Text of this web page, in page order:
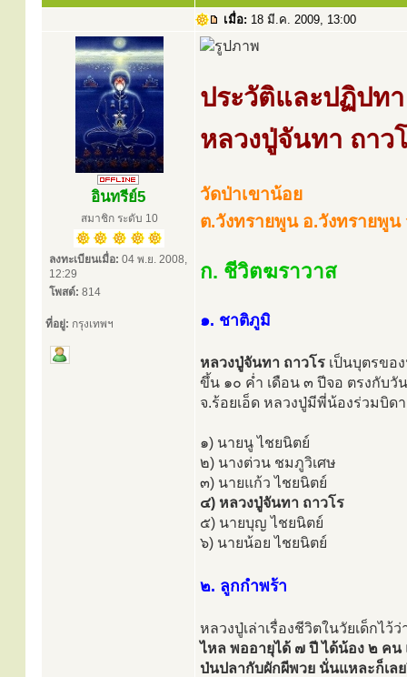
เมื่อ: 18 มี.ค. 2009, 13:00
อินทรีย์5
สมาชิก ระดับ 10
ลงทะเบียนเมื่อ: 04 พ.ย. 2008,
12:29
โพสต์: 814
ที่อยู่: กรุงเทพฯ
ประวัติและปฏิปทา
หลวงปู่จันทา ถาว
วัดป่าเขาน้อย
ต.วังทรายพูน อ.วังทรายพูน
ก. ชีวิตฆราวาส
๑. ชาติภูมิ
หลวงปู่จันทา ถาวโร เป็นบุตรขอ
ขึ้น ๑๐ ค่ำ เดือน ๓ ปีจอ ตรงกับ
จ.ร้อยเอ็ด หลวงปู่มีพี่น้องร่วมบิ
๑) นายนู ไชยนิตย์
๒) นางต่วน ชมภูวิเศษ
๓) นายแก้ว ไชยนิตย์
๔) หลวงปู่จันทา ถาวโร
๕) นายบุญ ไชยนิตย์
๖) นายน้อย ไชยนิตย์
๒. ลูกกำพร้า
หลวงปู่เล่าเรื่องชีวิตในวัยเด็กไว้
ไหล พออายุได้ ๗ ปี ได้น้อง ๒ คน
ป่นปลากับผักผีพวย นั่นแหละก็เล